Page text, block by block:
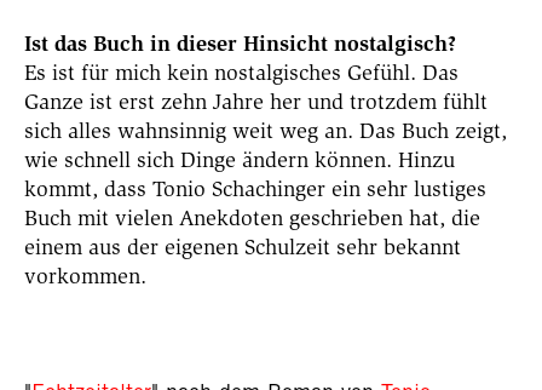
Ist das Buch in dieser Hinsicht nostalgisch?
Es ist für mich kein nostalgisches Gefühl. Das
Ganze ist erst zehn Jahre her und trotzdem fühlt
sich alles wahnsinnig weit weg an. Das Buch zeigt,
wie schnell sich Dinge ändern können. Hinzu
kommt, dass Tonio Schachinger ein sehr lustiges
Buch mit vielen Anekdoten geschrieben hat, die
einem aus der eigenen Schulzeit sehr bekannt
vorkommen.